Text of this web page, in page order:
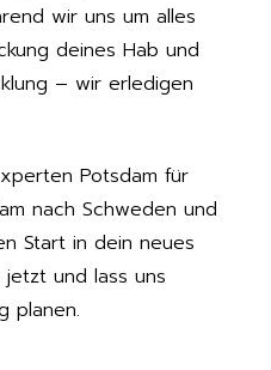
wir uns um alles
deines Hab und
– wir erledigen
Potsdam für
nach Schweden und
Start in dein neues
jetzt und lass uns
planen.